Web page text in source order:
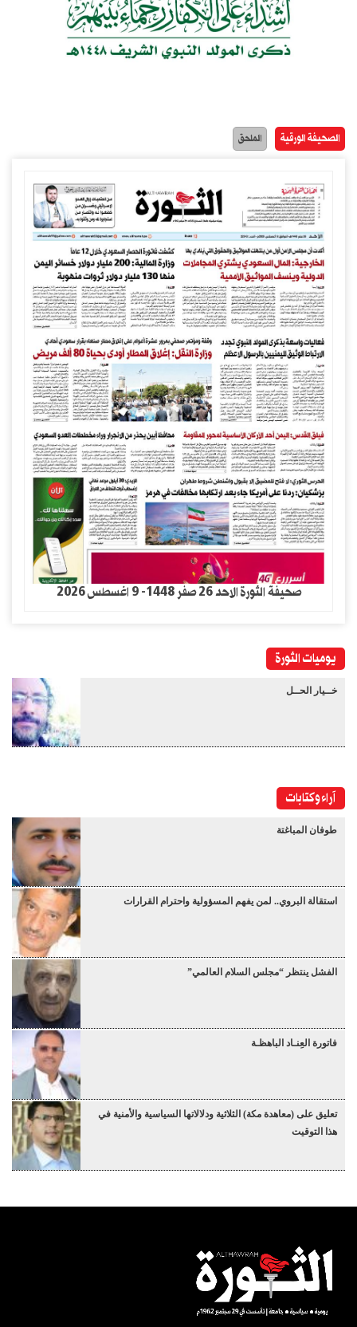
الصحيفة الورقية الملحق
صحيفة الثورة الاحد 26 صفر 1448- 9 اغسطس 2026
يوميات الثورة
خــيار الحــل
آراء وكتابات
طوفان المباغتة
استقالة البروي.. لمن يفهم المسؤولية واحترام القرارات
الفشل ينتظر “مجلس السلام العالمي”
فاتورة العِنـاد الباهظـة
تعليق على (معاهدة مكة) الثلاثية ودلالاتها السياسية والأمنية في
هذا التوقيت